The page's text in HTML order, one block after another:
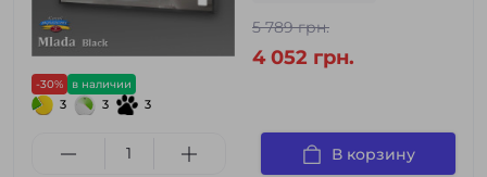
-30% в наличии
3 3 3
5 789 грн.
4 052 грн.
В корзину